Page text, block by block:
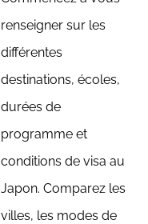
renseigner sur les
différentes
destinations, écoles,
durées de
programme et
conditions de visa au
Japon. Comparez les
villes, les modes de